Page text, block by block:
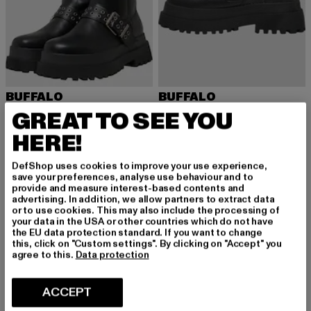
BUFFALO
PLUTO MB PULL ON BOOT RIV - VEGAN NAPPA
1 028,70 kr
Nuvarande pris: 1 028,70 kr
1 270 kr Kampanjpris: 1 270 kr
BUFFALO
956,99 kr
Nuvarande pris: 956,99 kr
1 153 kr
-18% -20%
GREAT TO SEE YOU
HERE!
DefShop uses cookies to improve your use experience,
save your preferences, analyse use behaviour and to
provide and measure interest-based contents and
advertising. In addition, we allow partners to extract data
or to use cookies. This may also include the processing of
your data in the USA or other countries which do not have
the EU data protection standard. If you want to change
this, click on "Custom settings". By clicking on "Accept" you
agree to this. Data protection
ACCEPT